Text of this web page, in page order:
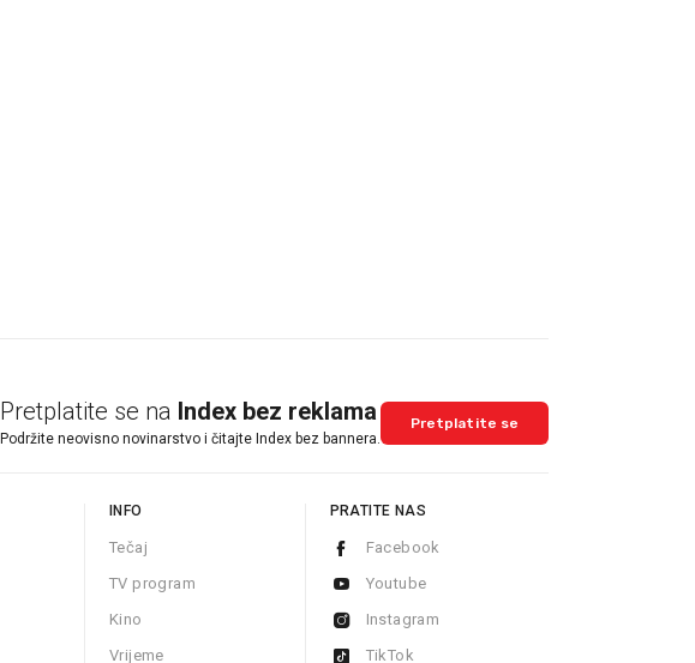
Pretplatite se na Index bez reklama
Podržite neovisno novinarstvo i čitajte Index bez bannera.
Pretplatite se
INFO
Tečaj
TV program
Kino
Vrijeme
PRATITE NAS
Facebook
Youtube
Instagram
TikTok